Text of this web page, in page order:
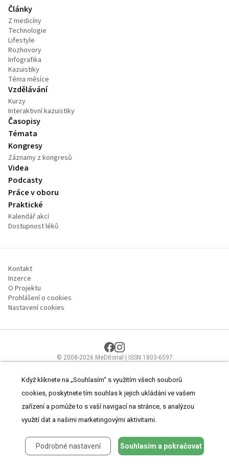
Články
Z medicíny
Technologie
Lifestyle
Rozhovory
Infografika
Kazuistiky
Téma měsíce
Vzdělávání
Kurzy
Interaktivní kazuistiky
Časopisy
Témata
Kongresy
Záznamy z kongresů
Videa
Podcasty
Práce v oboru
Praktické
Kalendář akcí
Dostupnost léků
Kontakt
Inzerce
O Projektu
Prohlášení o cookies
Nastavení cookies
© 2008-2026 MeDitorial | ISSN 1803-6597
zdravotnictví.Čtěte prohlášeníaZásady zpracování osobních údajů
Když kliknete na „Souhlasím“ s využitím všech souborů
cookies, poskytnete tím souhlas k jejich ukládání ve vašem
zařízení a pomůže to s vaší navigací na stránce, s analýzou
využití dat a našimi marketingovými aktivitami.
Podrobné nastavení Souhlasím a pokračovat